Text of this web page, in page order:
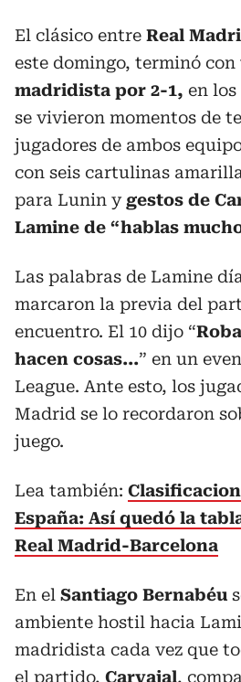
El clásico entre Real
este domingo, terminó con
madridista por 2-1, en
se vivieron momentos de
jugadores de ambos
con seis cartulinas
para Lunin ygestos de
Lamine de “hablas
Las palabras de Lamine
marcaron la previa del
encuentro. El 10 dijo “
hacen cosas...” en un
League. Ante esto, los
Madrid se lo recordaron
juego.
Lea también:
España: Así quedó la
Real Madrid-Barcelona
En el Santiago Bernabéu
ambiente hostil hacia
madridista cada vez que
el partido, Carvajal,